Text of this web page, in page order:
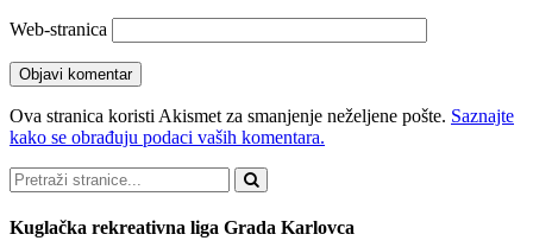
Web-stranica
Ova stranica koristi Akismet za smanjenje neželjene pošte. Saznajte
kako se obrađuju podaci vaših komentara.
Pretraži
Kuglačka rekreativna liga Grada Karlovca